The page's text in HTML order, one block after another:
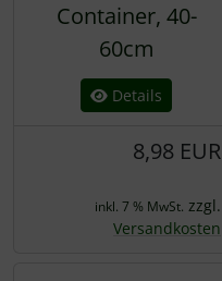
Container, 40-
60cm
Details
8,98 EUR
inkl. 7 % MwSt. zzgl.
Versandkosten